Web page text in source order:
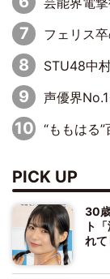
フェリス卒のコ
STU48中村舞2nd
声優界No.1
“ももはる”百川晴香、夏っ
PICK UP
30
ト
れて